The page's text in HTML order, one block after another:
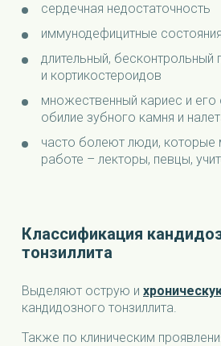
сердечная недостаточность
иммунодефицитные состояния
длительный, бесконтрольный
и кортикостероидов
множественный кариес и его
обилие зубного камня и
часто болеют люди, которые
работе – лекторы, певцы,
Классификация
тонзиллита
Выделяют острую и
кандидозного тонзиллита.
Также по клиническим